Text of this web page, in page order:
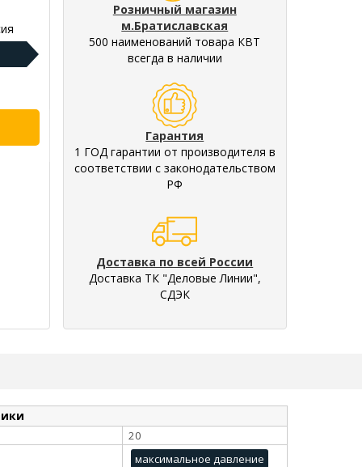
Розничный магазин
м.Братиславская
500 наименований товара КВТ
всегда в наличии
Гарантия
1 ГОД гарантии от производителя в
соответствии с законодательством
РФ
Доставка по всей России
Доставка ТК "Деловые Линии",
СДЭК
20
максимальное давление